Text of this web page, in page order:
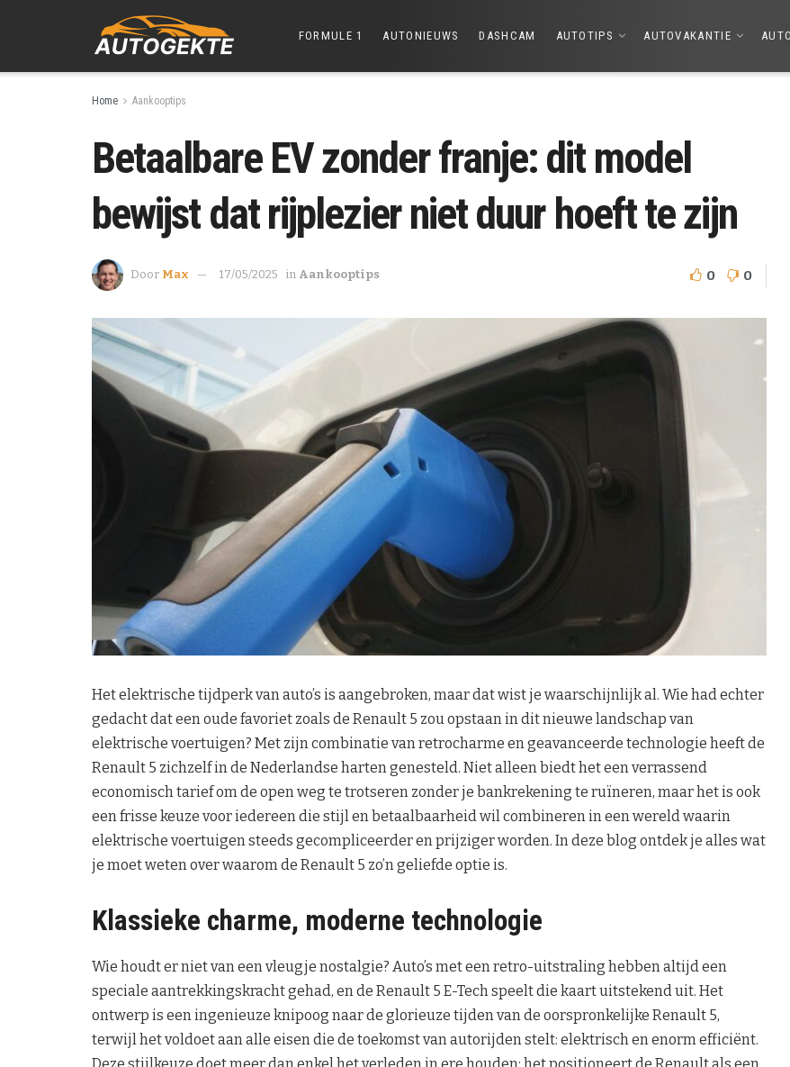
FORMULE 1 AUTONIEUWS DASHCAM AUTOTIPS AUTOVAKANTIE
Home Aankooptips
Betaalbare EV zonder franje: dit model
bewijst dat rijplezier niet duur hoeft te zijn
Door Max 17/05/2025 in Aankooptips 0 0
Het elektrische tijdperk van auto’s is aangebroken, maar dat wist je waarschijnlijk al. Wie had echter
gedacht dat een oude favoriet zoals de Renault 5 zou opstaan in dit nieuwe landschap van
elektrische voertuigen? Met zijn combinatie van retrocharme en geavanceerde technologie heeft de
Renault 5 zichzelf in de Nederlandse harten genesteld. Niet alleen biedt het een verrassend
economisch tarief om de open weg te trotseren zonder je bankrekening te ruïneren, maar het is ook
een frisse keuze voor iedereen die stijl en betaalbaarheid wil combineren in een wereld waarin
elektrische voertuigen steeds gecompliceerder en prijziger worden. In deze blog ontdek je alles wat
je moet weten over waarom de Renault 5 zo’n geliefde optie is.
Klassieke charme, moderne technologie
Wie houdt er niet van een vleugje nostalgie? Auto’s met een retro-uitstraling hebben altijd een
speciale aantrekkingskracht gehad, en de Renault 5 E-Tech speelt die kaart uitstekend uit. Het
ontwerp is een ingenieuze knipoog naar de glorieuze tijden van de oorspronkelijke Renault 5,
terwijl het voldoet aan alle eisen die de toekomst van autorijden stelt: elektrisch en enorm efficiënt.